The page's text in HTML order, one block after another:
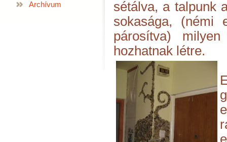
Archívum
sétálva, a talpunk
sokasága, (némi
párosítva) milyen
hozhatnak létre.